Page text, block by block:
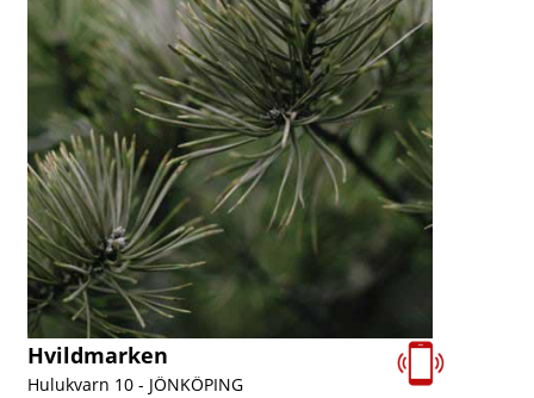
Hvildmarken
Hulukvarn 10 - JÖNKÖPING